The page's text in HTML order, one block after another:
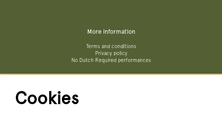
More information
Terms and conditions
Privacy policy
No Dutch Required performances
Cookies